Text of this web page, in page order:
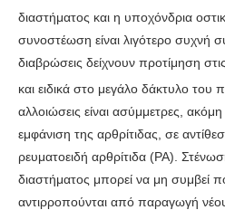
διαστήματος και η υποχόνδρια
συνοστέωση είναι λιγότερο συχνή
διαβρώσεις δείχνουν προτίμηση
και ειδικά στο μεγάλο δάκτυλο του
αλλοιώσεις είναι ασύμμετρες,
εμφάνιση της αρθρίτιδας, σε
ρευματοειδή αρθρίτιδα (ΡΑ).
διαστήματος μπορεί να μη συμβεί
αντιρροπούνται από παραγωγή